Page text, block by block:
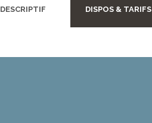
DESCRIPTIF DISPOS & TARIFS